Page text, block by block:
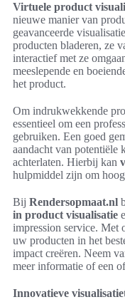
Virtuele product
nieuwe manier van
geavanceerde
producten bladeren, ze
interactief met ze
meeslepende en
het product.
Om indrukwekkende
essentieel om een
gebruiken. Een goed
aandacht van potentiële
achterlaten. Hierbij kan
hulpmiddel zijn om
Bij Rendersopmaat.nl
in product visualisatie
impression service. Met
uw producten in het
impact creëren. Neem
meer informatie of een
Innovatieve